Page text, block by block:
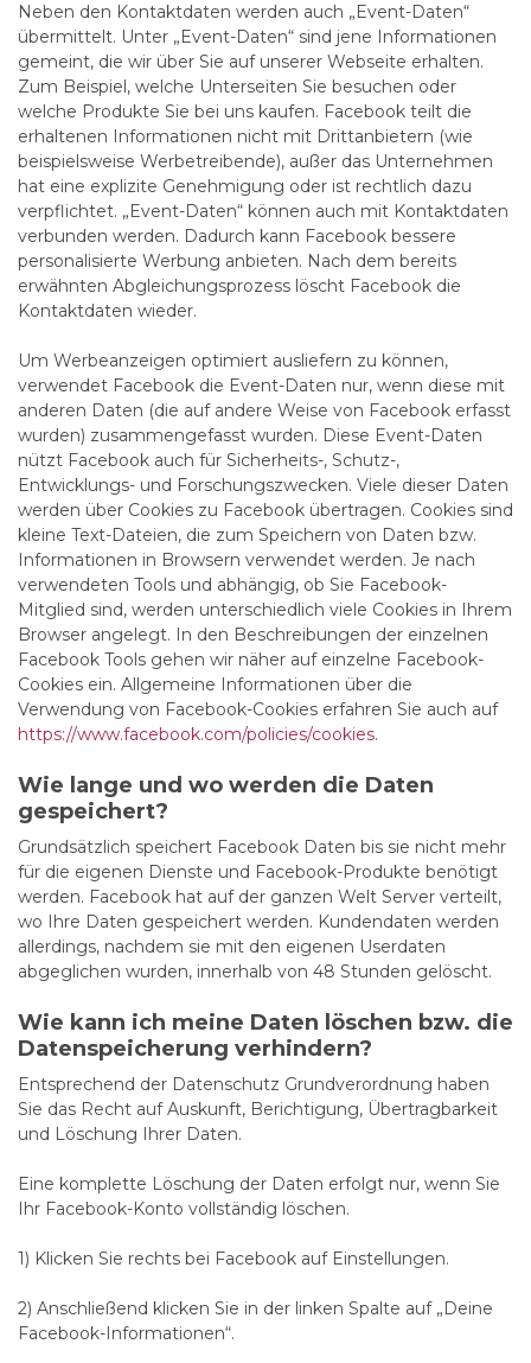
Neben den Kontaktdaten werden auch „Event-Daten“
übermittelt. Unter „Event-Daten“ sind jene Informationen
gemeint, die wir über Sie auf unserer Webseite erhalten.
Zum Beispiel, welche Unterseiten Sie besuchen oder
welche Produkte Sie bei uns kaufen. Facebook teilt die
erhaltenen Informationen nicht mit Drittanbietern (wie
beispielsweise Werbetreibende), außer das Unternehmen
hat eine explizite Genehmigung oder ist rechtlich dazu
verpflichtet. „Event-Daten“ können auch mit Kontaktdaten
verbunden werden. Dadurch kann Facebook bessere
personalisierte Werbung anbieten. Nach dem bereits
erwähnten Abgleichungsprozess löscht Facebook die
Kontaktdaten wieder.
Um Werbeanzeigen optimiert ausliefern zu können,
verwendet Facebook die Event-Daten nur, wenn diese mit
anderen Daten (die auf andere Weise von Facebook erfasst
wurden) zusammengefasst wurden. Diese Event-Daten
nützt Facebook auch für Sicherheits-, Schutz-,
Entwicklungs- und Forschungszwecken. Viele dieser Daten
werden über Cookies zu Facebook übertragen. Cookies sind
kleine Text-Dateien, die zum Speichern von Daten bzw.
Informationen in Browsern verwendet werden. Je nach
verwendeten Tools und abhängig, ob Sie Facebook-
Mitglied sind, werden unterschiedlich viele Cookies in Ihrem
Browser angelegt. In den Beschreibungen der einzelnen
Facebook Tools gehen wir näher auf einzelne Facebook-
Cookies ein. Allgemeine Informationen über die
Verwendung von Facebook-Cookies erfahren Sie auch auf
https://www.facebook.com/policies/cookies.
Wie lange und wo werden die Daten
gespeichert?
Grundsätzlich speichert Facebook Daten bis sie nicht mehr
für die eigenen Dienste und Facebook-Produkte benötigt
werden. Facebook hat auf der ganzen Welt Server verteilt,
wo Ihre Daten gespeichert werden. Kundendaten werden
allerdings, nachdem sie mit den eigenen Userdaten
abgeglichen wurden, innerhalb von 48 Stunden gelöscht.
Wie kann ich meine Daten löschen bzw. die
Datenspeicherung verhindern?
Entsprechend der Datenschutz Grundverordnung haben
Sie das Recht auf Auskunft, Berichtigung, Übertragbarkeit
und Löschung Ihrer Daten.
Eine komplette Löschung der Daten erfolgt nur, wenn Sie
Ihr Facebook-Konto vollständig löschen.
1) Klicken Sie rechts bei Facebook auf Einstellungen.
2) Anschließend klicken Sie in der linken Spalte auf „Deine
Facebook-Informationen“.